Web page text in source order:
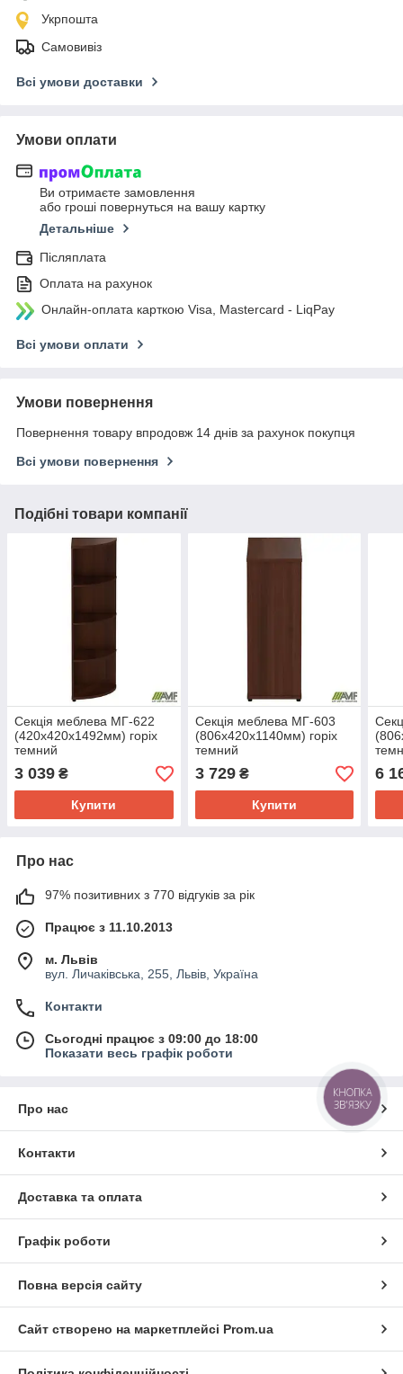
Укрпошта
Самовивіз
Всі умови доставки
Умови оплати
Ви отримаєте замовлення
або гроші повернуться на вашу картку
Детальніше
Післяплата
Оплата на рахунок
Онлайн-оплата карткою Visa, Mastercard - LiqPay
Всі умови оплати
Умови повернення
Повернення товару впродовж 14 днів за рахунок покупця
Всі умови повернення
Подібні товари компанії
Секція меблева МГ-622
(420х420х1492мм) горіх
темний
3 039 ₴
Купити
Секція меблева МГ-603
(806х420х1140мм) горіх
темний
3 729₴
Купити
6
Про нас
97% позитивних з 770 відгуків за рік
Працює з 11.10.2013
м. Львів
вул. Личаківська, 255, Львів, Україна
Контакти
Сьогодні працює з 09:00 до 18:00
Показати весь графік роботи
Про нас
Контакти
Доставка та оплата
Графік роботи
Повна версія сайту
Сайт створено на маркетплейсі Prom.ua
КНОПКА
ЗВ'ЯЗКУ